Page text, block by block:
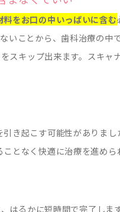
をお口の中いっぱいに含む
いことから、歯科治療の中
キップ出来ます。スキャ
き起こす可能性がありま
となく快適に治療を進めら
るかに短時間で完了しま